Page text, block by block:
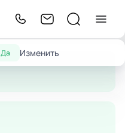
Да Изменить